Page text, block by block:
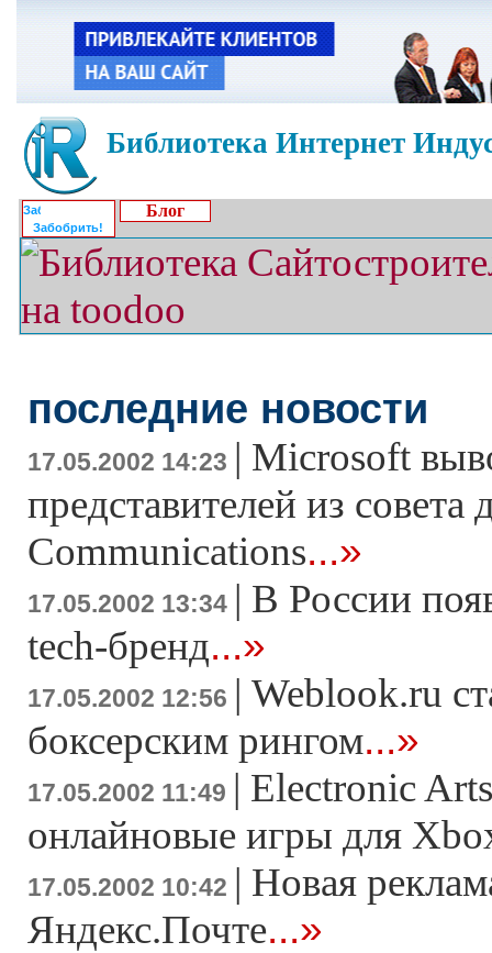
Библиотека Интернет
Забобрить!
Блог
последние новости
17.05.2002 14:23 | Microsoft
представителей из совета
Communications...»
17.05.2002 13:34 | В России
tech-бренд...»
17.05.2002 12:56 | Weblook.ru
боксерским рингом...»
17.05.2002 11:49 | Electronic
онлайновые игры для
17.05.2002 10:42 | Новая
Яндекс.Почте...»